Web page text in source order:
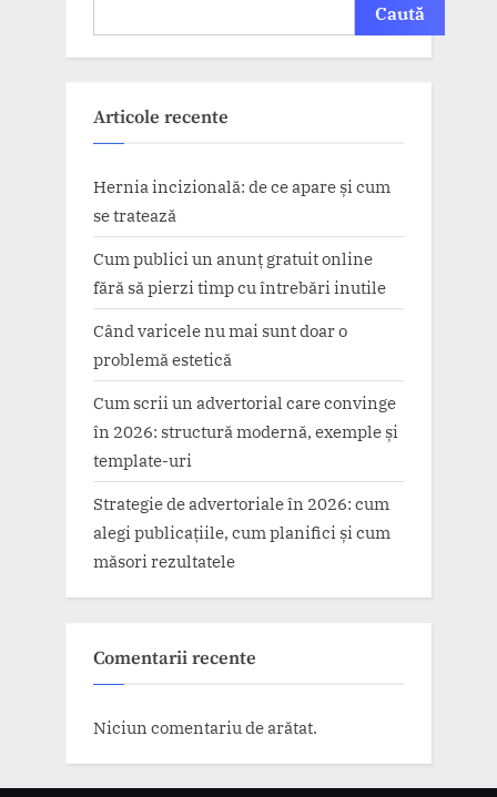
Caută
Articole recente
Hernia incizională: de ce apare și cum
se tratează
Cum publici un anunț gratuit online
fără să pierzi timp cu întrebări inutile
Când varicele nu mai sunt doar o
problemă estetică
Cum scrii un advertorial care convinge
în 2026: structură modernă, exemple și
template-uri
Strategie de advertoriale în 2026: cum
alegi publicațiile, cum planifici și cum
măsori rezultatele
Comentarii recente
Niciun comentariu de arătat.